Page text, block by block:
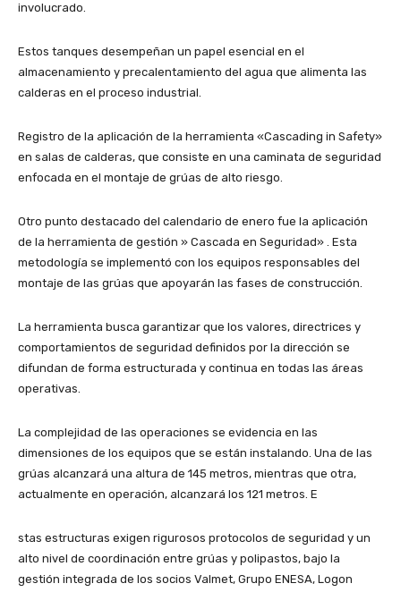
involucrado.
Estos tanques desempeñan un papel esencial en el
almacenamiento y precalentamiento del agua que alimenta las
calderas en el proceso industrial.
Registro de la aplicación de la herramienta «Cascading in Safety»
en salas de calderas, que consiste en una caminata de seguridad
enfocada en el montaje de grúas de alto riesgo.
Otro punto destacado del calendario de enero fue la aplicación
de la herramienta de gestión » Cascada en Seguridad» . Esta
metodología se implementó con los equipos responsables del
montaje de las grúas que apoyarán las fases de construcción.
La herramienta busca garantizar que los valores, directrices y
comportamientos de seguridad definidos por la dirección se
difundan de forma estructurada y continua en todas las áreas
operativas.
La complejidad de las operaciones se evidencia en las
dimensiones de los equipos que se están instalando. Una de las
grúas alcanzará una altura de 145 metros, mientras que otra,
actualmente en operación, alcanzará los 121 metros. E
stas estructuras exigen rigurosos protocolos de seguridad y un
alto nivel de coordinación entre grúas y polipastos, bajo la
gestión integrada de los socios Valmet, Grupo ENESA, Logon